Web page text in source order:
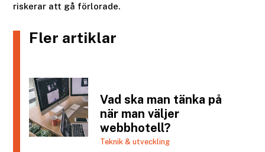
riskerar att gå förlorade.
Fler artiklar
Vad ska man tänka på
när man väljer
webbhotell?
Teknik & utveckling